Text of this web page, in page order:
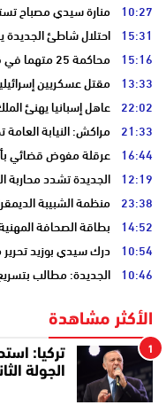
10:27 منارة سيدي مصباح
15:31 احتلال شاطئ الجديدة
15:16 محاكمة 25 متهما في قضية الهجرة إلى سبتة
13:33 مقتل عسكريين
22:02 عاهل إسبانيا يهنئ
21:33 مراكش: النيابة
16:44 عرقلة مفوض قضائي
12:19 الجديدة تشدد محاربة
23:38 منظمة الشبيبة
14:52 بطاقة الصحافة
10:54 درك سيدي بوزيد
10:46 الجديدة: مطالب
الأكثر مشاهدة
1
تركيا:
الجولة